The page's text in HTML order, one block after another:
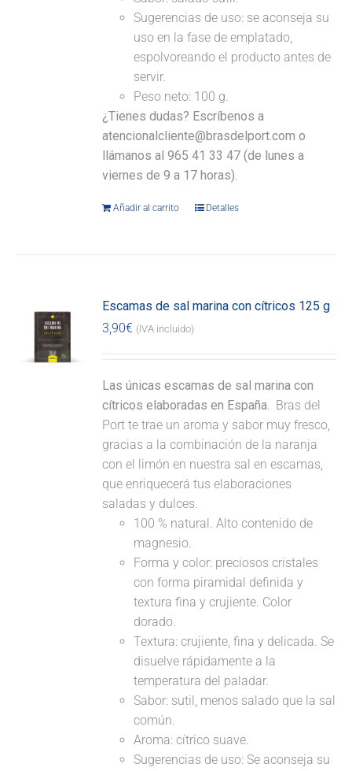
Sugerencias de uso: se aconseja su
uso en la fase de emplatado,
espolvoreando el producto antes de
servir.
Peso neto: 100 g.
¿Tienes dudas? Escríbenos a
atencionalcliente@brasdelport.com o
llámanos al 965 41 33 47 (de lunes a
viernes de 9 a 17 horas).
Añadir al carrito Detalles
Escamas de sal marina con cítricos 125 g
3,90€ (IVA incluido)
Las únicas escamas de sal marina con
cítricos elaboradas en España. Bras del
Port te trae un aroma y sabor muy fresco,
gracias a la combinación de la naranja
con el limón en nuestra sal en escamas,
que enriquecerá tus elaboraciones
saladas y dulces.
100 % natural. Alto contenido de
magnesio.
Forma y color: preciosos cristales
con forma piramidal definida y
textura fina y crujiente. Color
dorado.
Textura: crujiente, fina y delicada. Se
disuelve rápidamente a la
temperatura del paladar.
Sabor: sutil, menos salado que la sal
común.
Aroma: cítrico suave.
Sugerencias de uso: Se aconseja su